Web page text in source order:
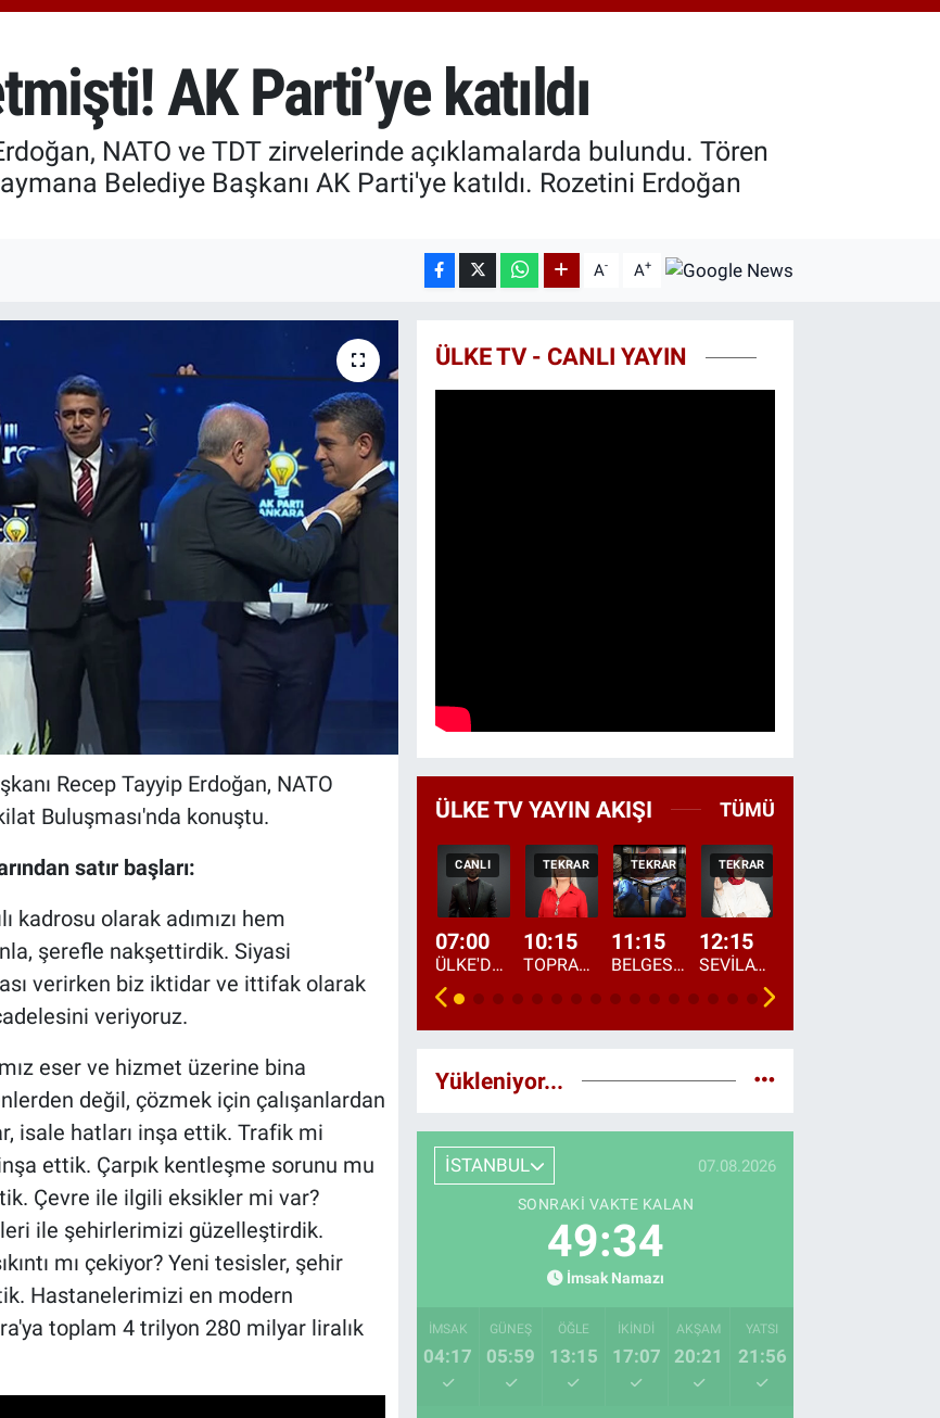
64.225,61
%-0.63
AK Parti’ye katıldı
NATO ve TDT zirvelerinde açıklamalarda bulundu. Tören
Belediye Başkanı AK Parti'ye katıldı. Rozetini Erdoğan
A- A+
Recep Tayyip Erdoğan, NATO
Buluşması'nda konuştu.
satır başları:
kadrosu olarak adımızı hem
şerefle nakşettirdik. Siyasi
verirken biz iktidar ve ittifak olarak
veriyoruz.
eser ve hizmet üzerine bina
değil, çözmek için çalışanlardan
isale hatları inşa ettik. Trafik mi
ettik. Çarpık kentleşme sorunu mu
Çevre ile ilgili eksikler mi var?
ile şehirlerimizi güzelleştirdik.
mı çekiyor? Yeni tesisler, şehir
Hastanelerimizi en modern
toplam 4 trilyon 280 milyar liralık
ÜLKE TV - CANLI YAYIN
ÜLKE TV YAYIN AKIŞI TÜMÜ
CANLI
07:00
ÜLKE'DE BU SABAH
TEKRAR
10:15
TOPRAKTAN SOFRAYA
TEKRAR
11:15
BELGESEL: "ÜLKE'NİN ALIN TERİ"
TEKRAR
12:15
SEVİLAY SUNGUR İLE ELİMİN BEREKETİ
Yükleniyor...
İSTANBUL 07.08.2026
SONRAKI VAKTE KALAN
49:33
İmsak Namazı
İMSAK
04:17
GÜNEŞ
05:59
ÖĞLE
13:15
İKINDI
17:07
AKŞAM
20:21
YATSI
21:56